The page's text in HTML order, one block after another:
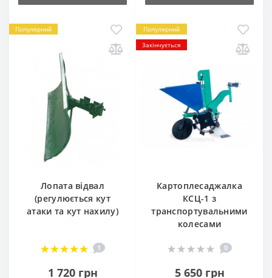
Популярний
Лопата відвал
(регулюється кут
атаки та кут нахилу)
1
1 720 грн
Популярний
Закінчується
Картоплесаджалка
КСЦ-1 з
транспортувальними
колесами
0
5 650 грн